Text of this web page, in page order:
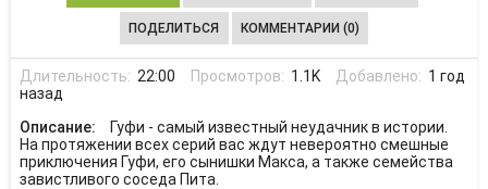
ПОДЕЛИТЬСЯ КОММЕНТАРИИ (0)
Длительность: 22:00 Просмотров: 1.1K Добавлено: 1 год
назад
Описание:
Гуфи - самый известный неудачник в истории.
На протяжении всех серий вас ждут невероятно смешные
приключения Гуфи, его сынишки Макса, а также семейства
завистливого соседа Пита.